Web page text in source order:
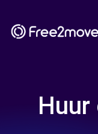
Huur